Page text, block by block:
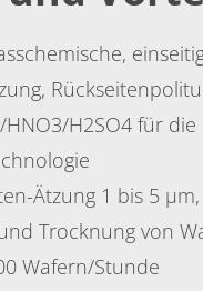
H2SO4 für
Ätzung 1 bis 5
Trocknung von
Wafern/Stunde